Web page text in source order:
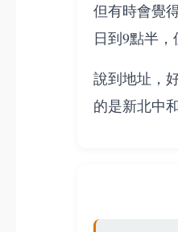
但有時會覺
日到9點半，
說到地址，
的是新北中